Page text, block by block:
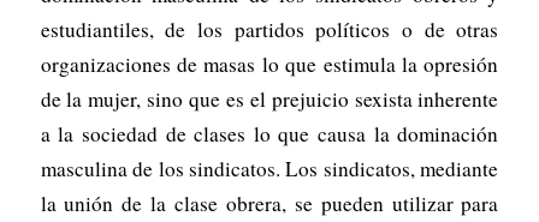
estudiantiles, de los partidos políticos o de otras
organizaciones de masas lo que estimula la opresión
de la mujer, sino que es el prejuicio sexista inherente
a la sociedad de clases lo que causa la dominación
masculina de los sindicatos. Los sindicatos, mediante
la unión de la clase obrera, se pueden utilizar para